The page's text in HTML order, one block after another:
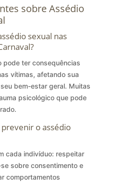
sobre Assédio
sexual nas
pode ter consequências
vítimas, afetando sua
bem-estar geral. Muitas
psicológico que pode
o assédio
cada indivíduo: respeitar
sobre consentimento e
comportamentos